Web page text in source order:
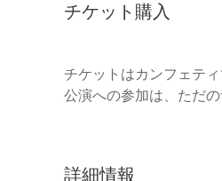
チケット購入
チケットはカンフェテ
公演への参加は、ただ
詳細情報